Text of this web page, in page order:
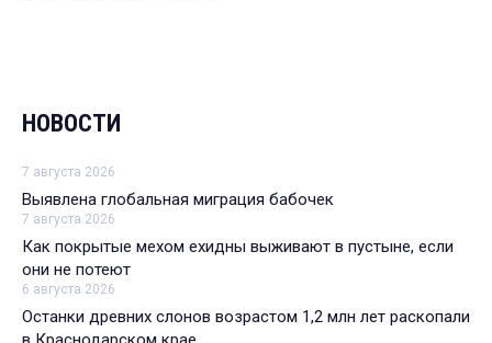
НОВОСТИ
7 августа 2026
Выявлена глобальная миграция бабочек
7 августа 2026
Как покрытые мехом ехидны выживают в пустыне, если
они не потеют
6 августа 2026
Останки древних слонов возрастом 1,2 млн лет раскопали